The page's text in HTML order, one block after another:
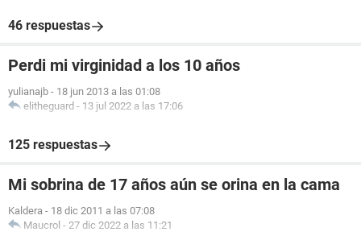
46 respuestas
Perdi mi virginidad a los 10 años
yulianajb - 18 jun 2013 a las 01:08
elitheguard - 13 jul 2022 a las 17:06
125 respuestas
Mi sobrina de 17 años aún se orina en la cama
Kaldera - 18 dic 2011 a las 07:08
Maucrol - 27 dic 2022 a las 11:21